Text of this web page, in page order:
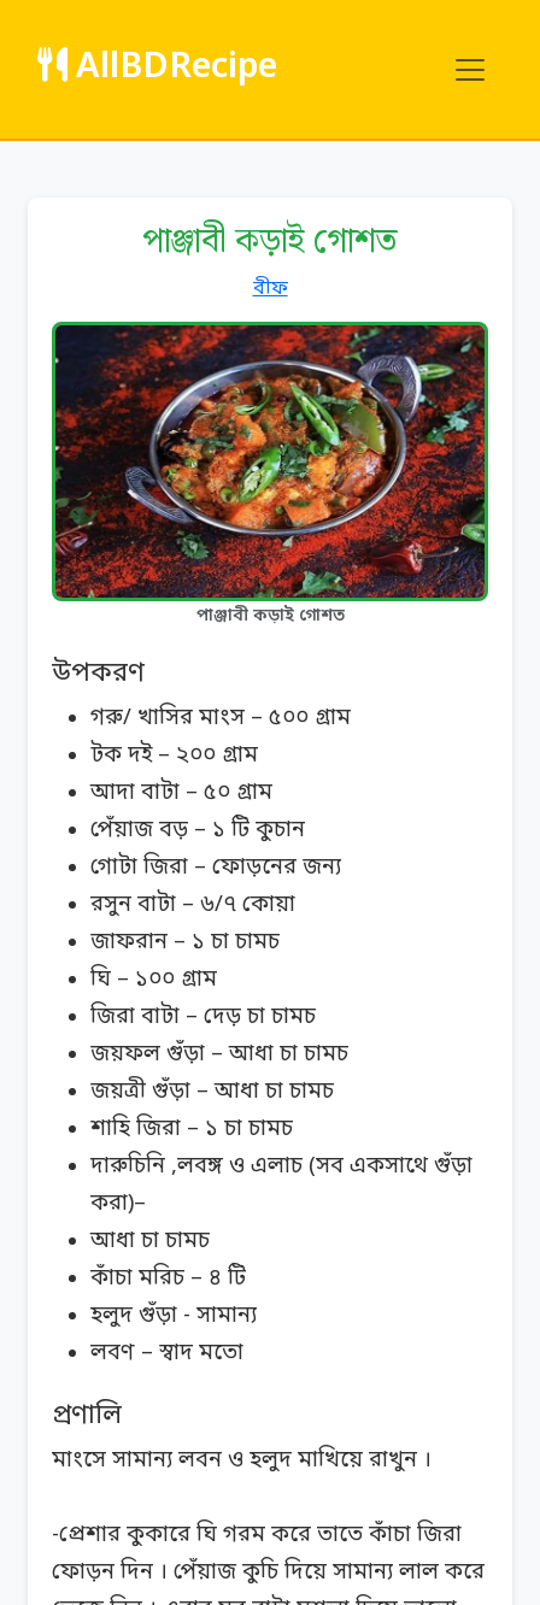
AllBDRecipe
পাঞ্জাবী কড়াই গোশত
বীফ
পাঞ্জাবী কড়াই গোশত
উপকরণ
গরু/ খাসির মাংস – ৫০০ গ্রাম
টক দই – ২০০ গ্রাম
আদা বাটা – ৫০ গ্রাম
পেঁয়াজ বড় – ১ টি কুচান
গোটা জিরা – ফোড়নের জন্য
রসুন বাটা – ৬/৭ কোয়া
জাফরান – ১ চা চামচ
ঘি – ১০০ গ্রাম
জিরা বাটা – দেড় চা চামচ
জয়ফল গুঁড়া – আধা চা চামচ
জয়ত্রী গুঁড়া – আধা চা চামচ
শাহি জিরা – ১ চা চামচ
দারুচিনি ,লবঙ্গ ও এলাচ (সব একসাথে গুঁড়া
করা)–
আধা চা চামচ
কাঁচা মরিচ – ৪ টি
হলুদ গুঁড়া - সামান্য
লবণ – স্বাদ মতো
প্রণালি
মাংসে সামান্য লবন ও হলুদ মাখিয়ে রাখুন ।
-প্রেশার কুকারে ঘি গরম করে তাতে কাঁচা জিরা
ফোড়ন দিন । পেঁয়াজ কুচি দিয়ে সামান্য লাল করে